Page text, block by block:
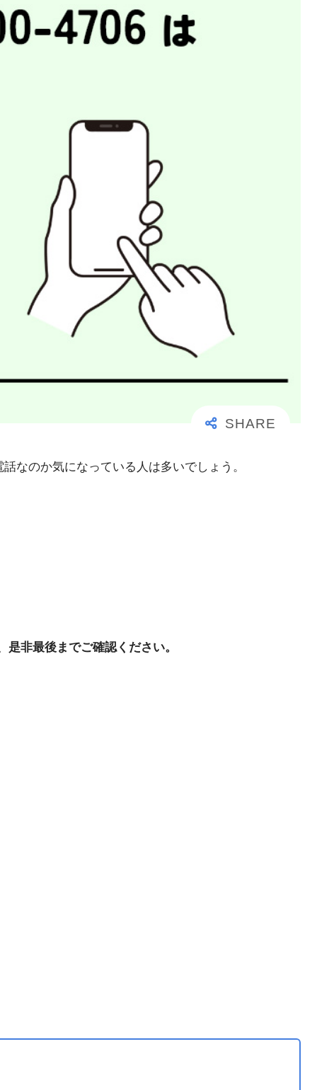
なのか気になっている人は多いでしょう。
非最後までご確認ください。